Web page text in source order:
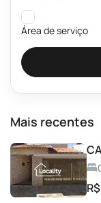
Área de serviço
Banheiros
Brinquedoteca
Campo de Futebol
Mais recentes